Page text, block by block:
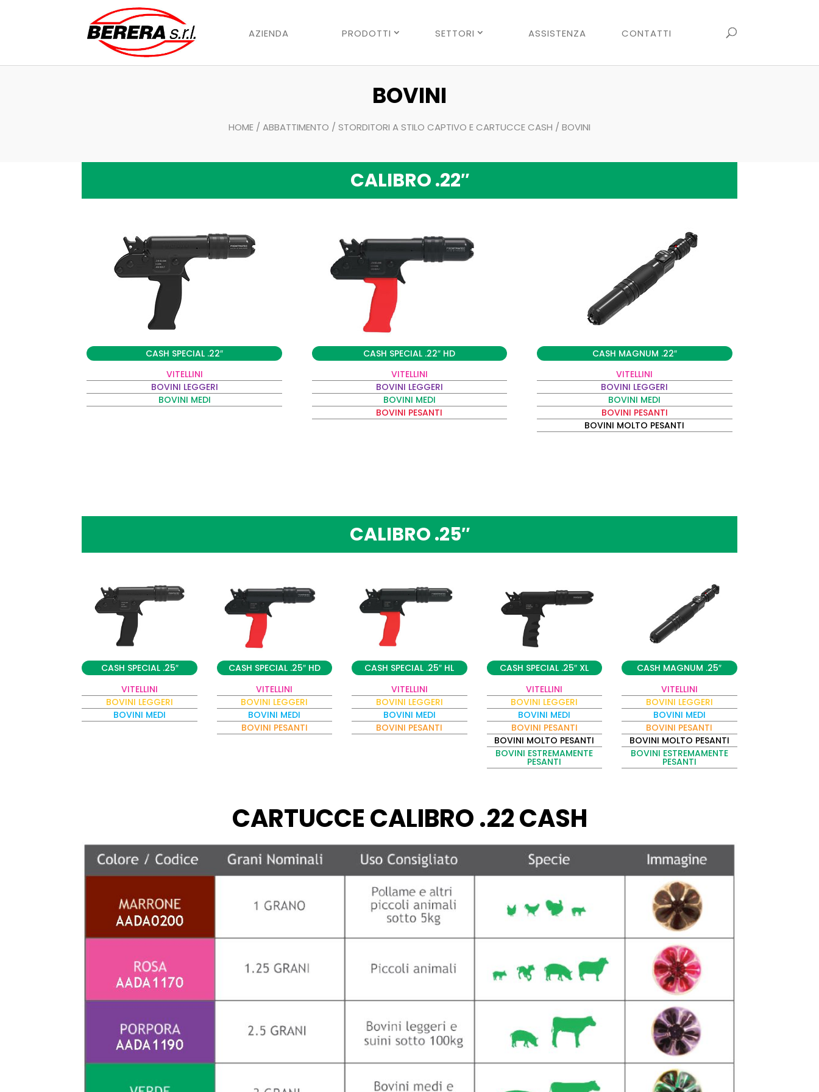
AZIENDA PRODOTTI SETTORI ASSISTENZA CONTATTI
BOVINI
HOME / ABBATTIMENTO / STORDITORI A STILO CAPTIVO E CARTUCCE CASH / BOVINI
CALIBRO .22″
CASH SPECIAL .22″
VITELLINI
BOVINI LEGGERI
BOVINI MEDI
CASH SPECIAL .22″ HD
VITELLINI
BOVINI LEGGERI
BOVINI MEDI
BOVINI PESANTI
CASH MAGNUM .22″
VITELLINI
BOVINI LEGGERI
BOVINI MEDI
BOVINI PESANTI
BOVINI MOLTO PESANTI
CALIBRO .25″
CASH SPECIAL .25″
VITELLINI
BOVINI LEGGERI
BOVINI MEDI
CASH SPECIAL .25″ HD
VITELLINI
BOVINI LEGGERI
BOVINI MEDI
BOVINI PESANTI
CASH SPECIAL .25″ HL
VITELLINI
BOVINI LEGGERI
BOVINI MEDI
BOVINI PESANTI
CASH SPECIAL .25″ XL
VITELLINI
BOVINI LEGGERI
BOVINI MEDI
BOVINI PESANTI
BOVINI MOLTO PESANTI
BOVINI ESTREMAMENTE
PESANTI
CASH MAGNUM .25″
VITELLINI
BOVINI LEGGERI
BOVINI MEDI
BOVINI PESANTI
BOVINI MOLTO PESANTI
BOVINI ESTREMAMENTE
PESANTI
CARTUCCE CALIBRO .22 CASH